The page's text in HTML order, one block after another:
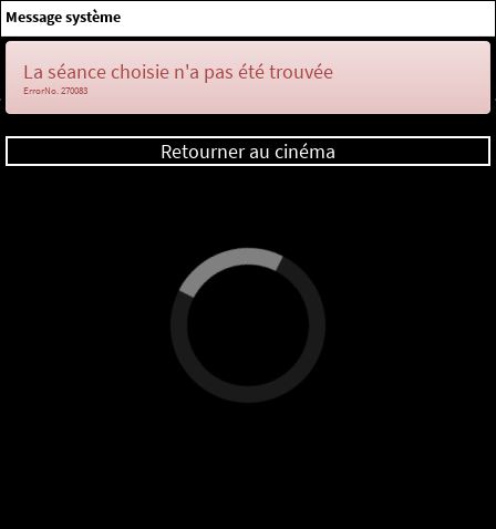
Message système
La séance choisie n'a pas été trouvée
ErrorNo. 270083
Retourner au cinéma